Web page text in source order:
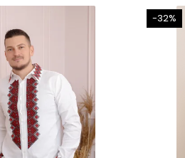
-32%